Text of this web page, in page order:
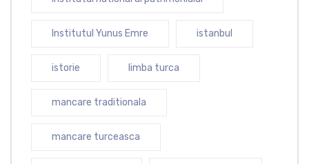
Institutul Yunus Emre istanbul
istorie limba turca
mancare traditionala
mancare turceasca